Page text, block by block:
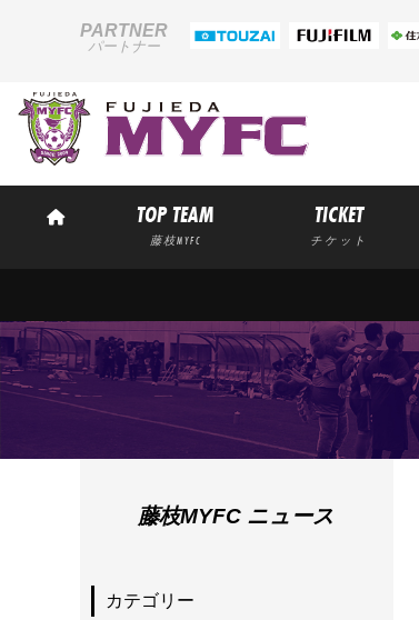
PARTNER
パートナー
TOP TEAM
藤枝MYFC
TICKET
チケット
藤枝MYFC ニュース
カテゴリー